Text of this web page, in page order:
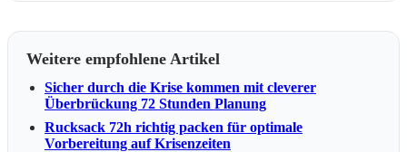
Weitere empfohlene Artikel
Sicher durch die Krise kommen mit cleverer
Überbrückung 72 Stunden Planung
Rucksack 72h richtig packen für optimale
Vorbereitung auf Krisenzeiten